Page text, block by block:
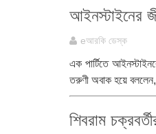
আইনস্টাইনের
eআরকি ডেস্ক
এক পার্টিতে
তরুণী অবাক হয়ে
শিবরাম